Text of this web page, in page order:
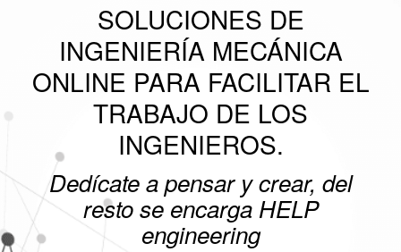
SOLUCIONES DE
INGENIERÍA MECÁNICA
ONLINE PARA FACILITAR EL
TRABAJO DE LOS
INGENIEROS.
Dedícate a pensar y crear, del
resto se encarga HELP
engineering